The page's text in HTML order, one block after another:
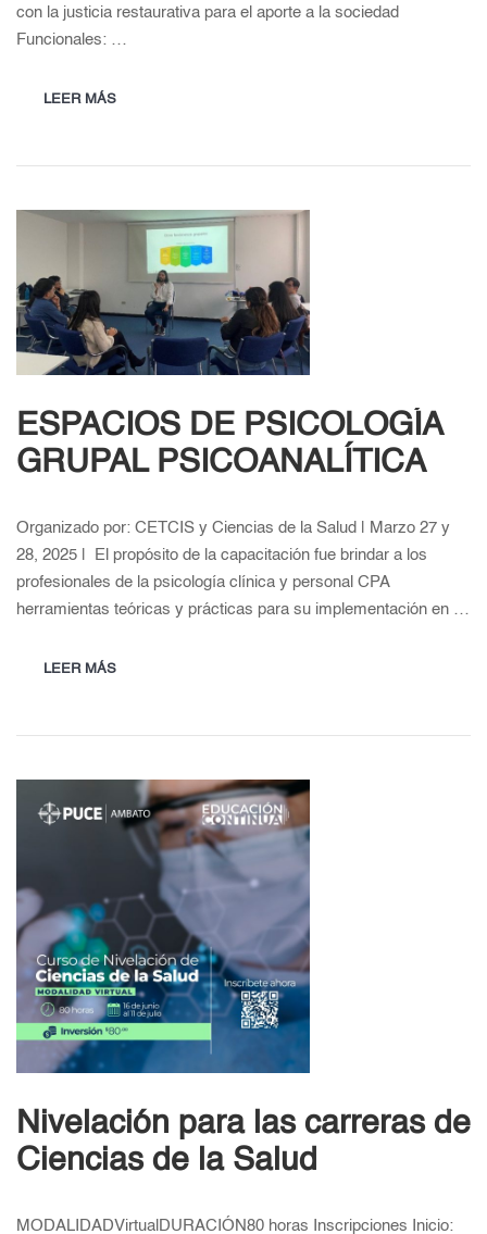
con la justicia restaurativa para el aporte a la sociedad
Funcionales: …
LEER MÁS
ESPACIOS DE PSICOLOGÍA
GRUPAL PSICOANALÍTICA
Organizado por: CETCIS y Ciencias de la Salud | Marzo 27 y
28, 2025 | El propósito de la capacitación fue brindar a los
profesionales de la psicología clínica y personal CPA
herramientas teóricas y prácticas para su implementación en …
LEER MÁS
Nivelación para las carreras de
Ciencias de la Salud
MODALIDADVirtualDURACIÓN80 horas Inscripciones Inicio: